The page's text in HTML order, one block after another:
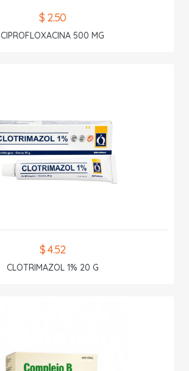
$ 2.50
CIPROFLOXACINA 500 MG
$ 4.52
CLOTRIMAZOL 1% 20 G